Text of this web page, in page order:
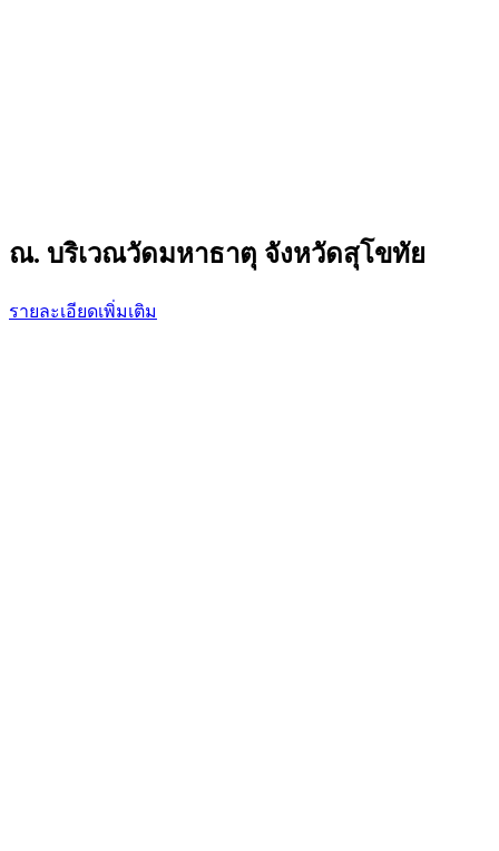
ณ. บริเวณวัดมหาธาตุ จังหวัดสุโขทัย
รายละเอียดเพิ่มเติม